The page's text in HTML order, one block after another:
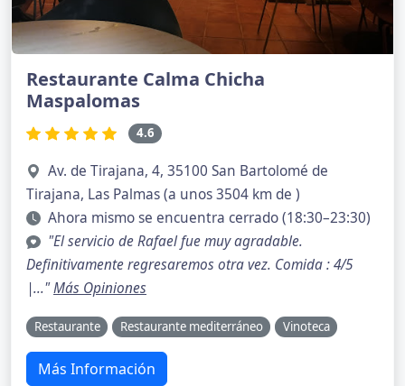
Restaurante Calma Chicha
Maspalomas
4.6
Av. de Tirajana, 4, 35100 San Bartolomé de
Tirajana, Las Palmas (a unos 3504 km de )
Ahora mismo se encuentra cerrado (18:30–23:30)
"El servicio de Rafael fue muy agradable.
Definitivamente regresaremos otra vez. Comida : 4/5
|..."Más Opiniones
Restaurante Restaurante mediterráneo Vinoteca
Más Información